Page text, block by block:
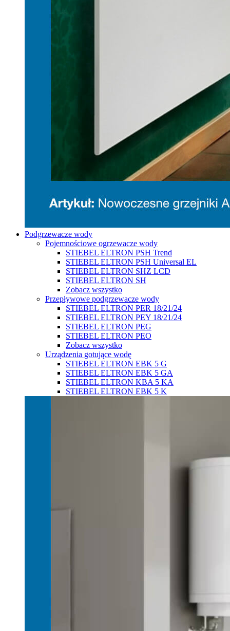
Podgrzewacze wody
Pojemnościowe ogrzewacze wody
STIEBEL ELTRON PSH Trend
STIEBEL ELTRON PSH Universal EL
STIEBEL ELTRON SHZ LCD
STIEBEL ELTRON SH
Zobacz wszystko
Przepływowe podgrzewacze wody
STIEBEL ELTRON PER 18/21/24
STIEBEL ELTRON PEY 18/21/24
STIEBEL ELTRON PEG
STIEBEL ELTRON PEO
Zobacz wszystko
Urządzenia gotujące wodę
STIEBEL ELTRON EBK 5 G
STIEBEL ELTRON EBK 5 GA
STIEBEL ELTRON KBA 5 KA
STIEBEL ELTRON EBK 5 K